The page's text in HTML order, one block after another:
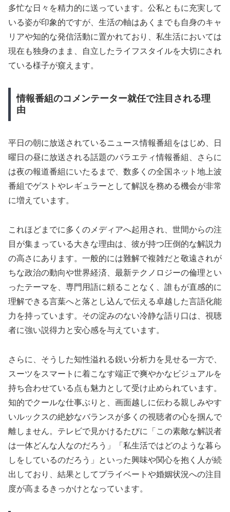
多忙な日々を精力的に送っています。公私ともに充実して
いる姿が印象的ですが、生活の軸はあくまでも自身のキャ
リアや知的な発信活動に置かれており、私生活においては
現在も独身のまま、自立したライフスタイルを大切にされ
ている様子が窺えます。
情報番組のコメンテーター就任で注目される理
由
平日の朝に放送されているニュース情報番組をはじめ、日
曜日の昼に放送される話題のバラエティ情報番組、さらに
は夜の報道番組にいたるまで、数多くの全国ネット地上波
番組でゲストやレギュラーとして解説を務める機会が非常
に増えています。
これほどまでに多くのメディアへ起用され、世間からの注
目が集まっている大きな理由は、彼が持つ圧倒的な解説力
の高さにあります。一般的には難解で複雑だと敬遠されが
ちな政治の動向や世界経済、最新テクノロジーの倫理とい
ったテーマを、専門用語に頼ることなく、誰もが直感的に
理解できる言葉へと落とし込んで伝える卓越した言語化能
力を持っています。その淀みのない冷静な語り口は、視聴
者に強い説得力と安心感を与えています。
さらに、そうした知性溢れる鋭い分析力を見せる一方で、
スーツをスマートに着こなす端正で爽やかなビジュアルを
持ち合わせている点も魅力として受け止められています。
知的でクールな仕事ぶりと、画面越しに伝わる親しみやす
いルックスの絶妙なバランスが多くの視聴者の心を掴んで
離しません。テレビで見かけるたびに「この素敵な解説者
は一体どんな人なのだろう」「私生活ではどのような暮ら
しをしているのだろう」といった興味や関心を抱く人が続
出しており、結果としてプライベートや婚姻状況への注目
度が高まるきっかけとなっています。